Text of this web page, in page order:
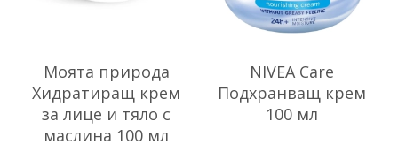
Моята природа
Хидратиращ крем
за лице и тяло с
маслина 100 мл
NIVEA Care
Подхранващ крем
100 мл